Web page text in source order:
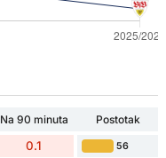
Na 90 minuta
Postotak
0.1 56